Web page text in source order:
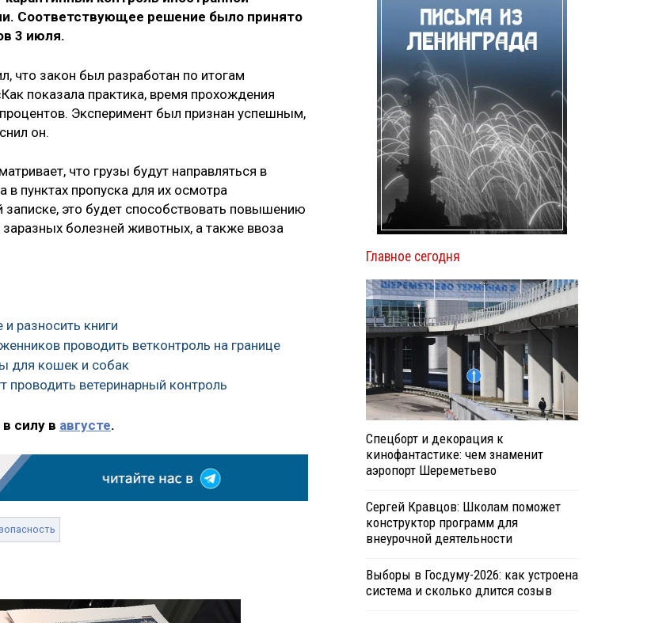
Соответствующее решение было принято
3 июля.
что закон был разработан по итогам
показала практика, время прохождения
Эксперимент был признан успешным,
он.
что грузы будут направляться в
пунктах пропуска для их осмотра
записке, это будет способствовать повышению
болезней животных, а также ввоза
разносить книги
проводить ветконтроль на границе
для кошек и собак
проводить ветеринарный контроль
силу в августе.
Главное сегодня
Спецборт и декорация к
кинофантастике: чем знаменит
аэропорт Шереметьево
Сергей Кравцов: Школам поможет
конструктор программ для
внеурочной деятельности
Выборы в Госдуму-2026: как устроена
система и сколько длится созыв